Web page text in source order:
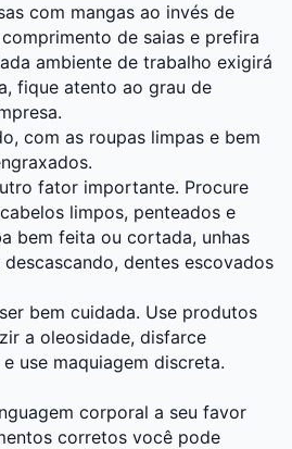
com mangas ao invés de
de saias e prefira
ambiente de trabalho exigirá
fique atento ao grau de
com as roupas limpas e bem
fator importante. Procure
limpos, penteados e
bem feita ou cortada, unhas
dentes escovados
bem cuidada. Use produtos
a oleosidade, disfarce
use maquiagem discreta.
corporal a seu favor
corretos você pode